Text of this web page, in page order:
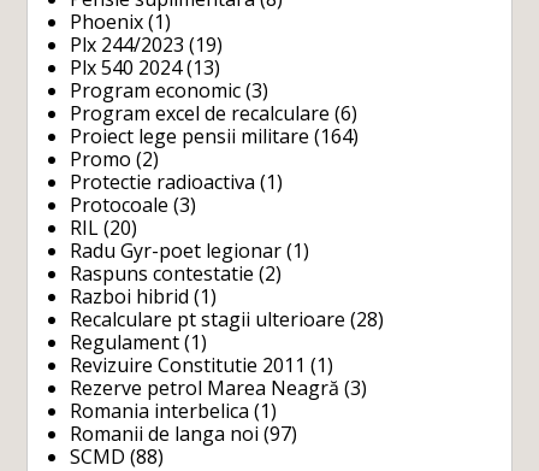
Phoenix (1)
Plx 244/2023 (19)
Plx 540 2024(13)
Program economic (3)
Program excel de recalculare (6)
Proiect lege pensii militare (164)
Promo (2)
Protectie radioactiva (1)
Protocoale (3)
RIL (20)
Radu Gyr-poet legionar (1)
Raspuns contestatie (2)
Razboi hibrid (1)
Recalculare pt stagii ulterioare (28)
Regulament (1)
Revizuire Constitutie 2011 (1)
Rezerve petrol Marea Neagră (3)
Romania interbelica (1)
Romanii de langa noi (97)
SCMD (88)